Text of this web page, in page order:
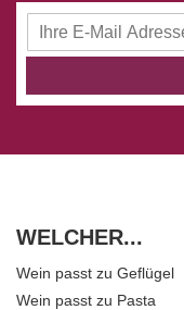
Anmeldung
WELCHER...
Wein passt zu Geflügel
Wein passt zu Pasta